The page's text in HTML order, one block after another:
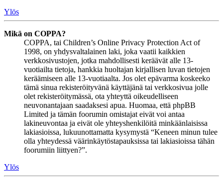
Ylös
Mikä on COPPA?
COPPA, tai Children’s Online Privacy Protection Act of
1998, on yhdysvaltalainen laki, joka vaatii kaikkien
verkkosivustojen, jotka mahdollisesti keräävät alle 13-
vuotiailta tietoja, hankkia huoltajan kirjallisen luvan tietojen
keräämiseen alle 13-vuotiaalta. Jos olet epävarma koskeeko
tämä sinua rekisteröityvänä käyttäjänä tai verkkosivua jolle
olet rekisteröitymässä, ota yhteyttä oikeudelliseen
neuvonantajaan saadaksesi apua. Huomaa, että phpBB
Limited ja tämän foorumin omistajat eivät voi antaa
lakineuvontaa ja eivät ole yhteyshenkilöitä minkäänlaisissa
lakiasioissa, lukuunottamatta kysymystä “Keneen minun tulee
olla yhteydessä väärinkäytöstapauksissa tai lakiasioissa tähän
foorumiin liittyen?”.
Ylös